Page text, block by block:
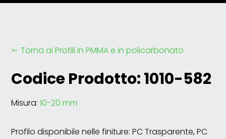
# Torna ai Profili in PMMA e in policarbonato
Codice Prodotto: 1010-582
Misura:10-20 mm
Profilo disponibile nelle finiture: PC Trasparente, PC